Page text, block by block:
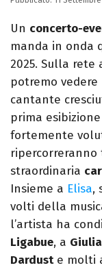
sul
Zafon.
Un concerto-
manda in onda
2025. Sulla rete
potremo vedere
cantante
prima
fortemente
straordinaria
Insieme a Elisa,
volti della
l’artista ha
Ligabue, a
Darduste molti